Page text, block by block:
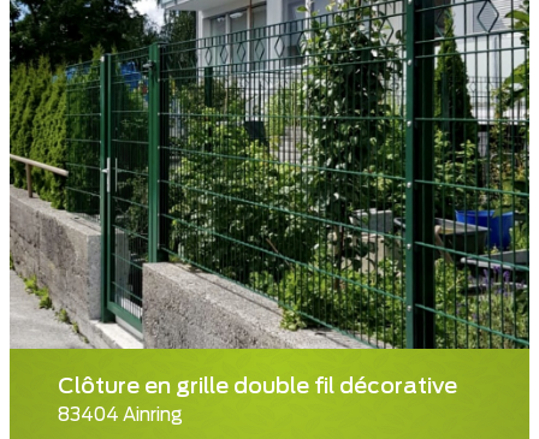
Clôture en grille double fil décorative
83404 Ainring